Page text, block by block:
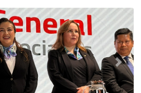
Next